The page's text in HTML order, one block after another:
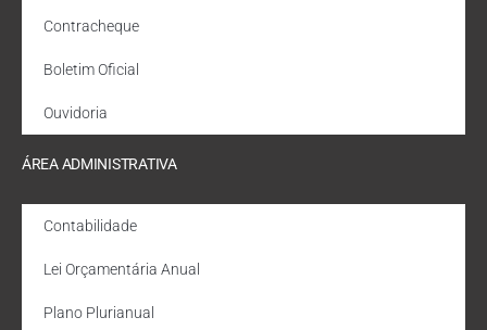
Contracheque
Boletim Oficial
Ouvidoria
ÁREA ADMINISTRATIVA
Contabilidade
Lei Orçamentária Anual
Plano Plurianual